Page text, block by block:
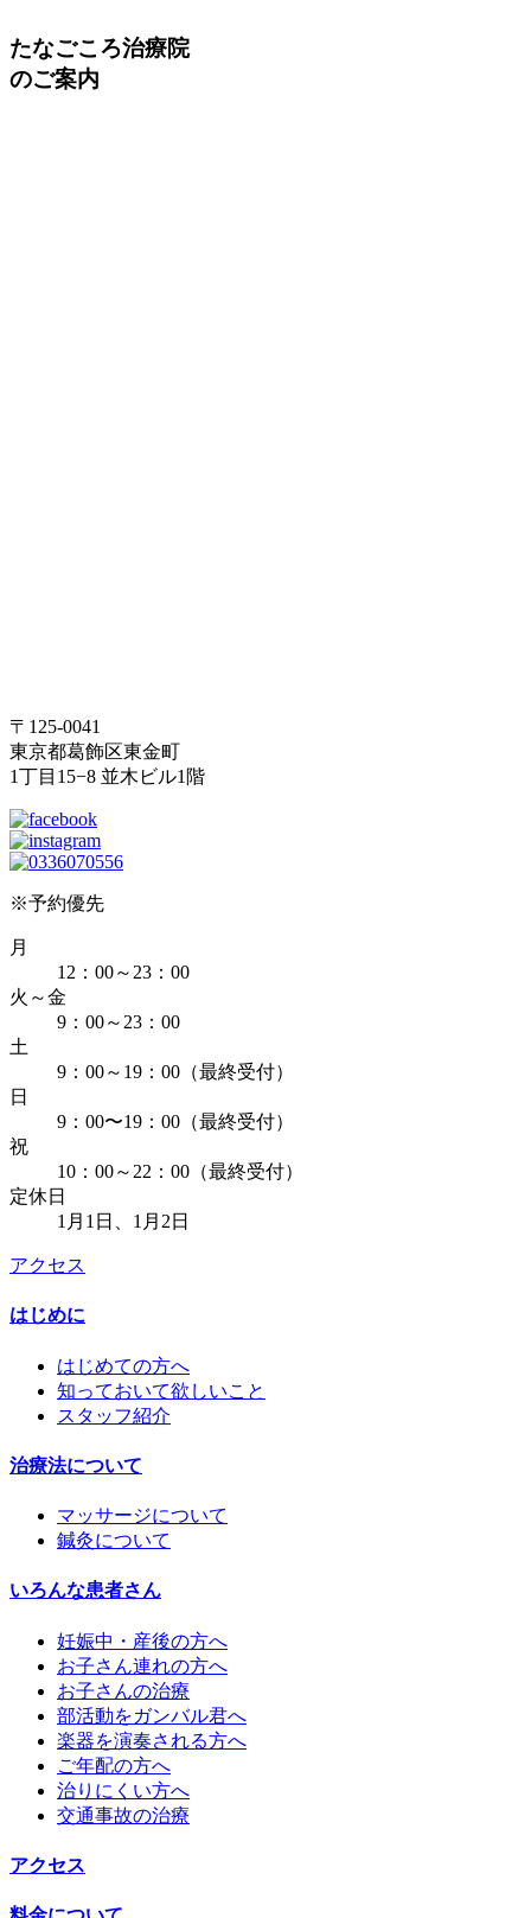
たなごころ治療院
のご案内
〒125-0041
東京都葛飾区東金町
1丁目15−8 並木ビル1階
※予約優先
月
12：00～23：00
火～金
9：00～23：00
土
9：00～19：00（最終受付）
日
9：00〜19：00（最終受付）
祝
10：00～22：00（最終受付）
定休日
1月1日、1月2日
アクセス
はじめに
はじめての方へ
知っておいて欲しいこと
スタッフ紹介
治療法について
マッサージについて
鍼灸について
いろんな患者さん
妊娠中・産後の方へ
お子さん連れの方へ
お子さんの治療
部活動をガンバル君へ
楽器を演奏される方へ
ご年配の方へ
治りにくい方へ
交通事故の治療
アクセス